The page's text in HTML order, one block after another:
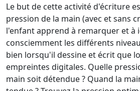
Le but de cette activité d'écriture
pression de la main (avec et sans
l'enfant apprend à remarquer et à
consciemment les différents
bien lorsqu'il dessine et écrit que
empreintes digitales. Quelle
main soit détendue ? Quand la